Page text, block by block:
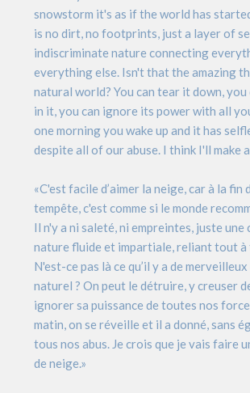
snowstorm it's as if the world has
is no dirt, no footprints, just a layer of
indiscriminate nature connecting
everything else. Isn't that the amazing
natural world? You can tear it down, you
in it, you can ignore its power with all
one morning you wake up and it has
despite all of our abuse. I think I'll make a
«C'est facile d’aimer la neige, car à la fin
tempête, c'est comme si le monde
Il n'y a ni saleté, ni empreintes, juste une
nature fluide et impartiale, reliant tout
N'est-ce pas là ce qu’il y a de
naturel ? On peut le détruire, y creuser
ignorer sa puissance de toutes nos
matin, on se réveille et il a donné, sans
tous nos abus. Je crois que je vais faire
de neige.»